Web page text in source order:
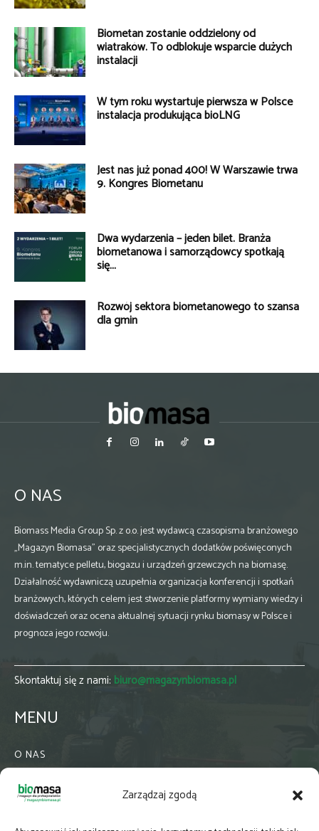
Zarządzaj zgodą
Biometan zostanie oddzielony od
wiatraków. To odblokuje wsparcie dużych
instalacji
W tym roku wystartuje pierwsza w Polsce
instalacja produkująca bioLNG
Jest nas już ponad 400! W Warszawie trwa
9. Kongres Biometanu
Dwa wydarzenia – jeden bilet. Branża
biometanowa i samorządowcy spotkają
się...
Rozwój sektora biometanowego to szansa
dla gmin
O NAS
Biomass Media Group Sp. z o.o. jest wydawcą czasopisma branżowego
„Magazyn Biomasa” oraz specjalistycznych dodatków poświęconych
m.in. tematyce pelletu, biogazu i urządzeń grzewczych na biomasę.
Działalność wydawniczą uzupełnia organizacja konferencji i spotkań
branżowych, których celem jest stworzenie platformy wymiany wiedzy i
doświadczeń oraz ocena aktualnej sytuacji rynku biomasy w Polsce i
prognoza jego rozwoju.
Skontaktuj się z nami: biuro@magazynbiomasa.pl
MENU
O NAS
WSPÓŁPRACA